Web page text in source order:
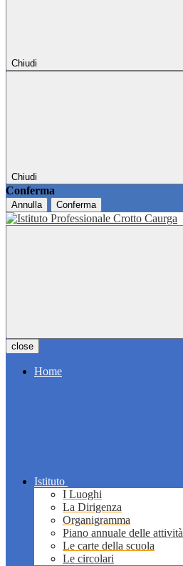
Chiudi
Chiudi
Conferma
Annulla Conferma
close
Home
Istituto
I Luoghi
La Dirigenza
Organigramma
Piano annuale delle attività
Le carte della scuola
Le circolari